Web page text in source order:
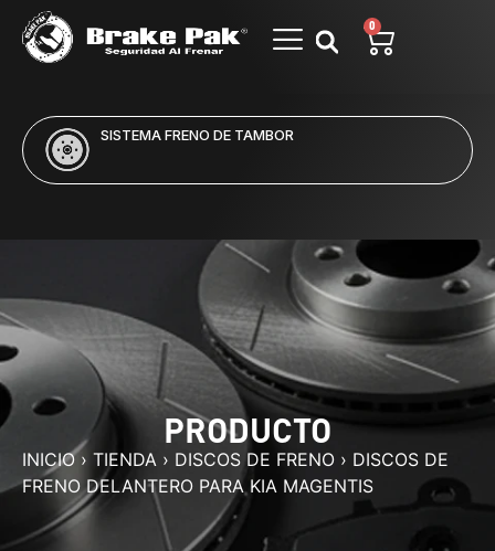
0
SISTEMA FRENO DE TAMBOR
PRODUCTO
INICIO› TIENDA › DISCOS DE FRENO › DISCOS DE
FRENO DELANTERO PARA KIA MAGENTIS